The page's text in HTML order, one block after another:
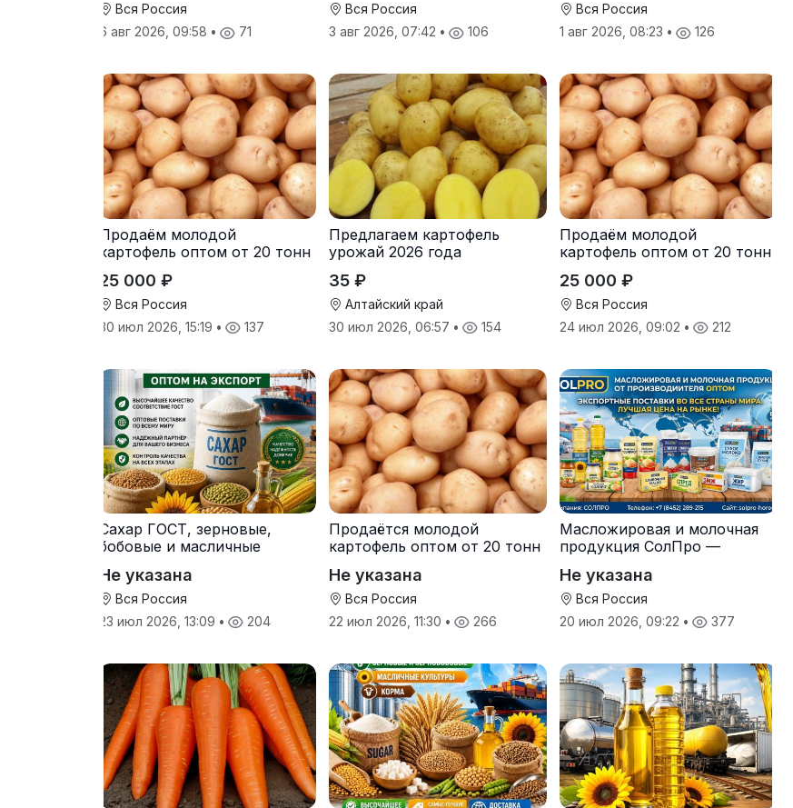
Вся Россия
6 авг 2026, 09:58 • 71
Вся Россия
3 авг 2026, 07:42 • 106
Вся Россия
1 авг 2026, 08:23 • 126
Продаём молодой
картофель оптом от 20 тонн
25 000 ₽
Вся Россия
30 июл 2026, 15:19 • 137
Предлагаем картофель
урожай 2026 года
35 ₽
Алтайский край
30 июл 2026, 06:57 • 154
Продаём молодой
картофель оптом от 20 тонн
25 000 ₽
Вся Россия
24 июл 2026, 09:02 • 212
Сахар ГОСТ, зерновые,
бобовые и масличные
Не указана
Вся Россия
23 июл 2026, 13:09 • 204
Продаётся молодой
картофель оптом от 20 тонн
Не указана
Вся Россия
22 июл 2026, 11:30 • 266
Масложировая и молочная
продукция СолПро —
Не указана
Вся Россия
20 июл 2026, 09:22 • 377